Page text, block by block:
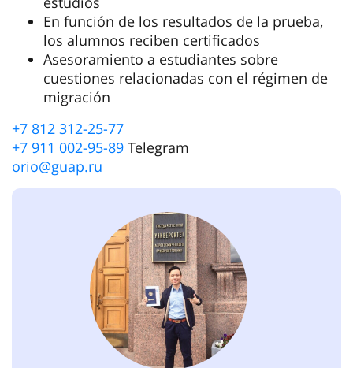
Clases prácticas:
– ruso como lengua extranjera
– matemáticas
– física
– informática
– estudios sociales
– historia
Asesoramiento a los estudiantes y a sus
padres sobre cuestiones de admisión y
estudios
los alumnos reciben certificados
Asesoramiento a estudiantes sobre
cuestiones relacionadas con el régimen de
migración
+7 812 312-25-77
+7 911 002-95-89Telegram